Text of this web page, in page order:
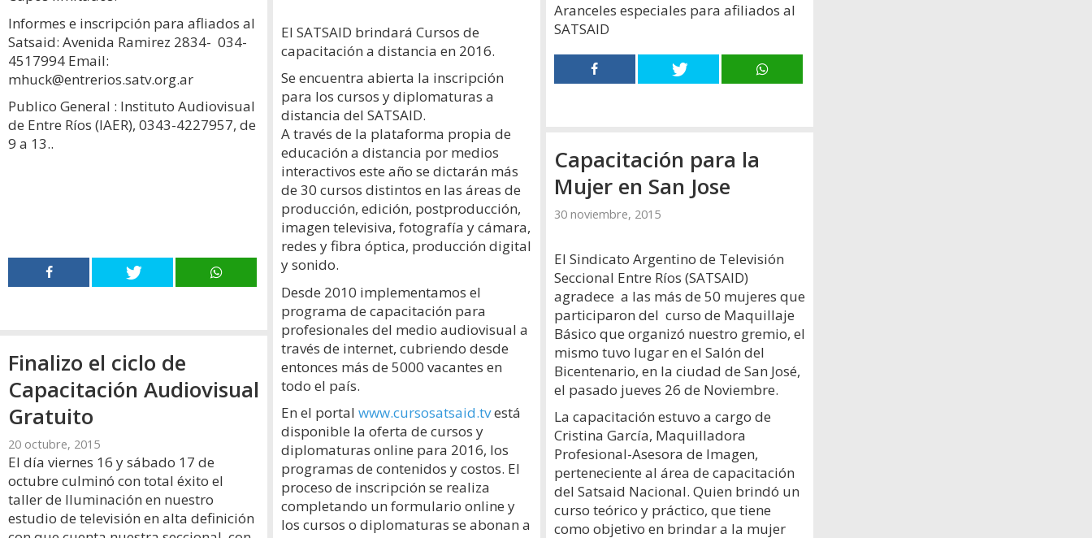
Informes e inscripción para afliados al
Satsaid: Avenida Ramirez 2834- 034-
4517994 Email:
mhuck@entrerios.satv.org.ar
Publico General : Instituto Audiovisual
de Entre Ríos (IAER), 0343-4227957, de
9 a 13..
Aranceles especiales para afiliados al
SATSAID
El SATSAID brindará Cursos de
capacitación a distancia en 2016.
Se encuentra abierta la inscripción
para los cursos y diplomaturas a
distancia del SATSAID.
A través de la plataforma propia de
educación a distancia por medios
interactivos este año se dictarán más
de 30 cursos distintos en las áreas de
producción, edición, postproducción,
imagen televisiva, fotografía y cámara,
redes y fibra óptica, producción digital
y sonido.
Desde 2010 implementamos el
programa de capacitación para
profesionales del medio audiovisual a
través de internet, cubriendo desde
entonces más de 5000 vacantes en
todo el país.
En el portal www.cursosatsaid.tvestá
disponible la oferta de cursos y
diplomaturas online para 2016, los
programas de contenidos y costos. El
proceso de inscripción se realiza
completando un formulario online y
los cursos o diplomaturas se abonan a
Capacitación para la
Mujer en San Jose
30 noviembre, 2015
El Sindicato Argentino de Televisión
Seccional Entre Ríos (SATSAID)
agradece a las más de 50 mujeres que
participaron del curso de Maquillaje
Básico que organizó nuestro gremio, el
mismo tuvo lugar en el Salón del
Bicentenario, en la ciudad de San José,
el pasado jueves 26 de Noviembre.
La capacitación estuvo a cargo de
Cristina García, Maquilladora
Profesional-Asesora de Imagen,
perteneciente al área de capacitación
del Satsaid Nacional. Quien brindó un
curso teórico y práctico, que tiene
como objetivo en brindar a la mujer
Finalizo el ciclo de
Capacitación Audiovisual
Gratuito
20 octubre, 2015
El día viernes 16 y sábado 17 de
octubre culminó con total éxito el
taller de Iluminación en nuestro
estudio de televisión en alta definición